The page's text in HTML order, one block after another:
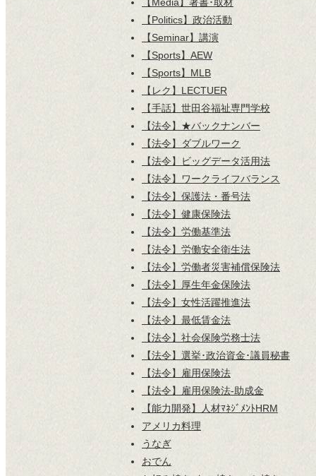
【Media】著書･取材
【Politics】政治活動
【Seminar】講演
【Sports】AEW
【Sports】MLB
【レク】LECTUER
【手話】世田谷福祉専門学校
【法令】★バックナンバー
【法令】ダブルワーク
【法令】ビッグデータ活用法
【法令】ワークライフバランス
【法令】保護法・番号法
【法令】健康保険法
【法令】労働基準法
【法令】労働安全衛生法
【法令】労働者災害補償保険法
【法令】厚生年金保険法
【法令】女性活躍推進法
【法令】最低賃金法
【法令】社会保険労務士法
【法令】選挙･政治資金･議員秘書
【法令】雇用保険法
【法令】雇用保険法-助成金
【能力開発】人材ﾏﾈｼﾞﾒﾝﾄHRM
アメリカ料理
うなぎ
おでん